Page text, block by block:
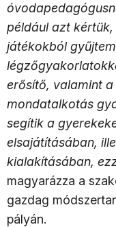
például azt
játékokból
erősítő, valamint
mondatalkotás
segítik a
elsajátításában,
kialakításában,
magyarázza a
gazdag
pályán.